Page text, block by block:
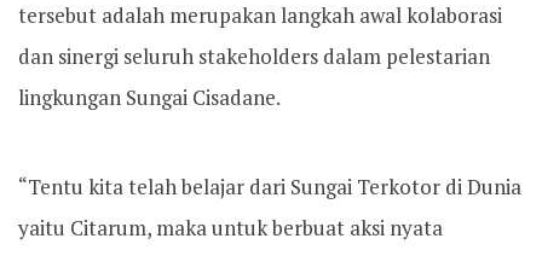
tersebut adalah merupakan langkah awal kolaborasi
dan sinergi seluruh stakeholders dalam pelestarian
lingkungan Sungai Cisadane.
“Tentu kita telah belajar dari Sungai Terkotor di Dunia
yaitu Citarum, maka untuk berbuat aksi nyata